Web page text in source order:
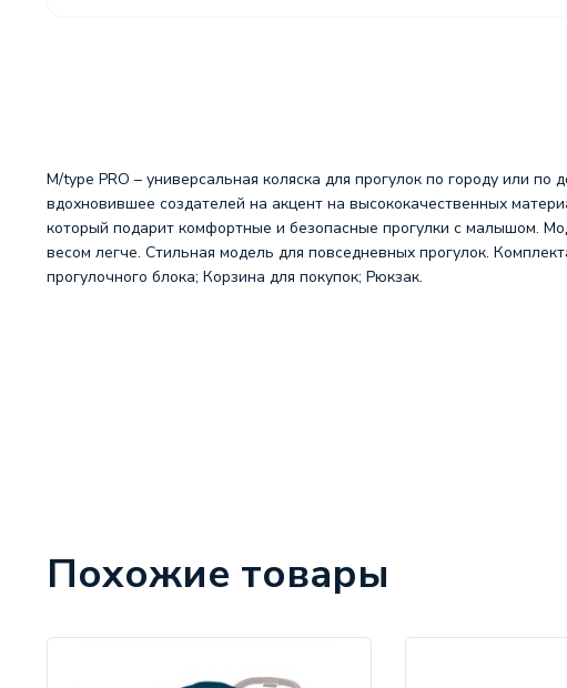
M/type PRO – универсальная коляска для прогулок по городу или
вдохновившее создателей на акцент на высококачественных
который подарит комфортные и безопасные прогулки с малышом.
весом легче. Стильная модель для повседневных прогулок.
прогулочного блока; Корзина для покупок; Рюкзак.
Похожие товары